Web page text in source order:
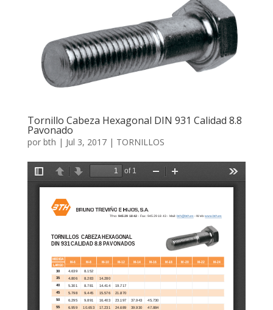
Tornillo Cabeza Hexagonal DIN 931 Calidad 8.8
Pavonado
por bth | Jul 3, 2017| TORNILLOS